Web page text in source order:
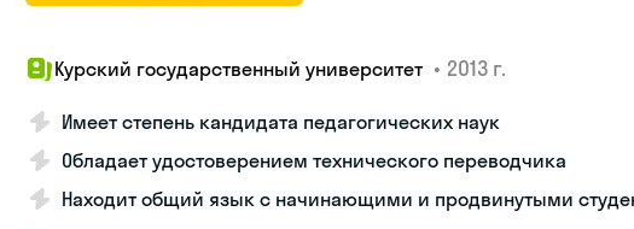
Курский государственный университет • 2013 г.
Имеет степень кандидата педагогических наук
Обладает удостоверением технического переводчика
Находит общий язык с начинающими и продвинутыми